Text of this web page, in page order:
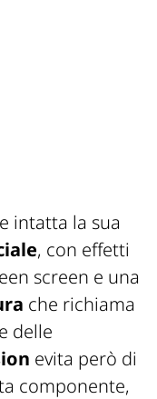
intatta la sua
, con effetti
screen e una
che richiama
delle
evita però di
componente,